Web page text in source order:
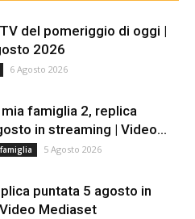
del pomeriggio di oggi |
2026
6 Agosto 2026
famiglia 2, replica
in streaming | Video...
5 Agosto 2026
puntata 5 agosto in
Mediaset